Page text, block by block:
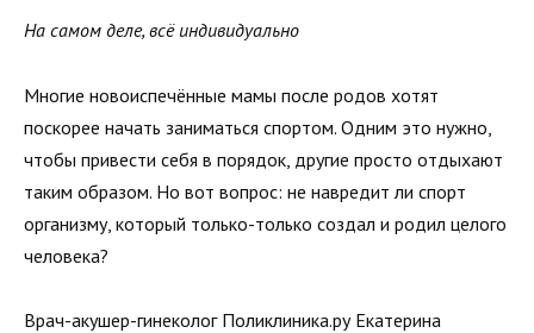
На самом деле, всё индивидуально
Многие новоиспечённые мамы после родов хотят
поскорее начать заниматься спортом. Одним это нужно,
чтобы привести себя в порядок, другие просто отдыхают
таким образом. Но вот вопрос: не навредит ли спорт
организму, который только-только создал и родил целого
человека?
Врач-акушер-гинеколог Поликлиника.ру Екатерина